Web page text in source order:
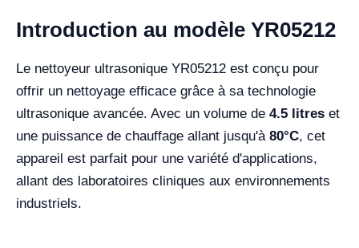
Introduction au modèle YR05212
Le nettoyeur ultrasonique YR05212 est conçu pour
offrir un nettoyage efficace grâce à sa technologie
ultrasonique avancée. Avec un volume de 4.5 litres et
une puissance de chauffage allant jusqu'à 80°C, cet
appareil est parfait pour une variété d'applications,
allant des laboratoires cliniques aux environnements
industriels.